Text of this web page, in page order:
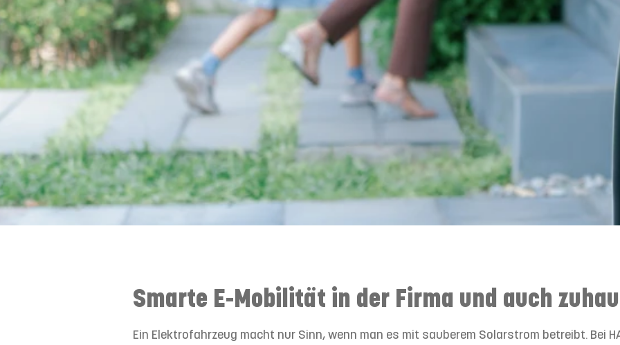
Smarte E-Mobilität in der Firma und auch
Ein Elektrofahrzeug macht nur Sinn, wenn man es mit sauberem Solarstrom betreibt. Bei